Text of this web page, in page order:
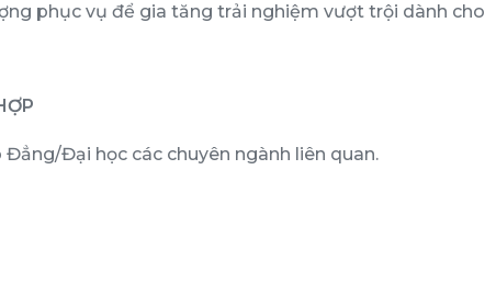
phục vụ để gia tăng trải nghiệm vượt trội dành cho
Đẳng/Đại học các chuyên ngành liên quan.